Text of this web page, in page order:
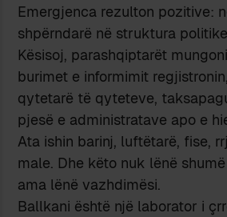
Emergjenca rezulton pozitive:
shpërndarë në struktura
Kësisoj, parashqiptarët
burimet e informimit
qytetarë të qyteteve,
pjesë e administratave apo e
Ata ishin barinj, luftëtarë, fise,
male. Dhe këto nuk lënë
ama lënë vazhdimësi.
Ballkani është një laborator i